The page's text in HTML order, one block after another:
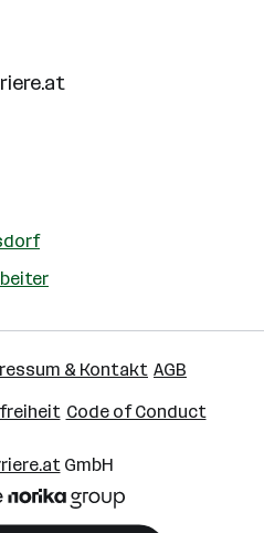
& Kontakt AGB
Code of Conduct
GmbH